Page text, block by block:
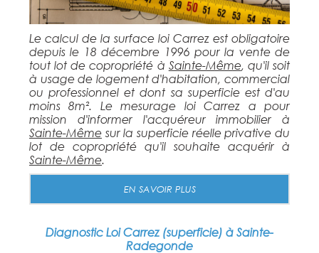
Le calcul de la surface loi Carrez est obligatoire
depuis le 18 décembre 1996 pour la vente de
tout lot de copropriété à Sainte-Même, qu'il soit
à usage de logement d'habitation, commercial
ou professionnel et dont sa superficie est d'au
moins 8m². Le mesurage loi Carrez a pour
mission d'informer l'acquéreur immobilier à
Sainte-Même sur la superficie réelle privative du
lot de copropriété qu'il souhaite acquérir à
Sainte-Même.
EN SAVOIR PLUS
Diagnostic Loi Carrez (superficie) à Sainte-
Radegonde